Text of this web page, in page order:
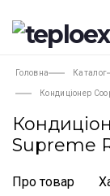
Головна Каталог
Кондиціонер
Supreme
Про товар